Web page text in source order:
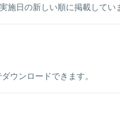
日の新しい順に掲載してい
ウンロードできます。